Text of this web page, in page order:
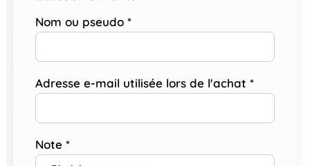
Nom ou pseudo *
Adresse e-mail utilisée lors de l'achat *
Note *